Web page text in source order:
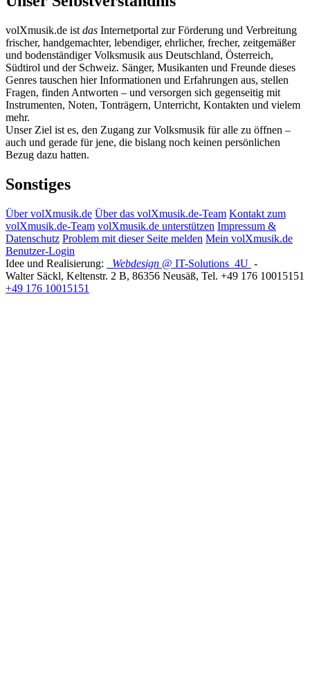
volXmusik.de ist das Internetportal zur Förderung und Verbreitung
frischer, handgemachter, lebendiger, ehrlicher, frecher, zeitgemäßer
und bodenständiger Volksmusik aus Deutschland, Österreich,
Südtirol und der Schweiz. Sänger, Musikanten und Freunde dieses
Genres tauschen hier Informationen und Erfahrungen aus, stellen
Fragen, finden Antworten – und versorgen sich gegenseitig mit
Instrumenten, Noten, Tonträgern, Unterricht, Kontakten und vielem
mehr.
Unser Ziel ist es, den Zugang zur Volksmusik für alle zu öffnen –
auch und gerade für jene, die bislang noch keinen persönlichen
Bezug dazu hatten.
Sonstiges
Über volXmusik.de Über das volXmusik.de-Team Kontakt zum
volXmusik.de-Team volXmusik.de unterstützen Impressum &
Datenschutz Problem mit dieser Seite melden Mein volXmusik.de
Benutzer-Login
Idee und Realisierung:
Webdesign @ IT-Solutions 4U -
Walter Säckl, Keltenstr. 2 B, 86356 Neusäß, Tel. +49 176 10015151
+49 176 10015151